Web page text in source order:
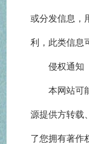
或分发信息，
利，此类信息
侵权通知
本网站可
源提供方转载
了您拥有著作